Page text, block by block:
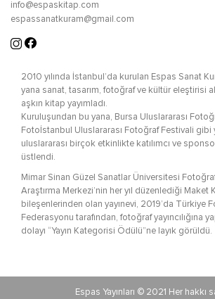
info@espaskitap.com
espassanatkuram@gmail.com
2010 yılında İstanbul’da kurulan Espas Sanat
yana sanat, tasarım, fotoğraf ve kültür eleştirisi
aşkın kitap yayımladı.
Kuruluşundan bu yana, Bursa Uluslararası
Fotoİstanbul Uluslararası Fotoğraf Festivali gibi
uluslararası birçok etkinlikte katılımcı ve
üstlendi.
Mimar Sinan Güzel Sanatlar Üniversitesi
Araştırma Merkezi’nin her yıl düzenlediği Maket
bileşenlerinden olan yayınevi, 2019’da Türkiye
Federasyonu tarafından, fotoğraf yayıncılığına
dolayı “Yayın Kategorisi Ödülü”ne layık görüldü.
Espas Yayınları © 2021 Her hakkı